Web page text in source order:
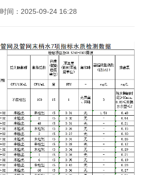
间：2025-09-24 16:28